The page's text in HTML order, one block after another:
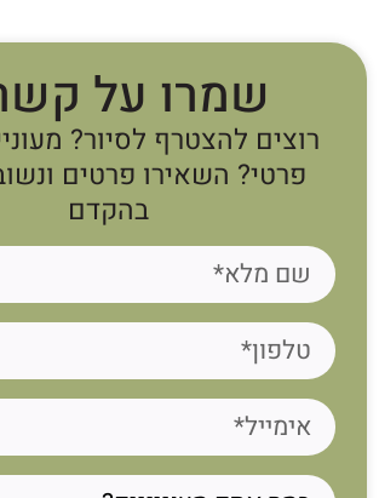
שמרו על
רוצים להצטרף לסיור?
פרטי? השאירו פרטים
בהקדם